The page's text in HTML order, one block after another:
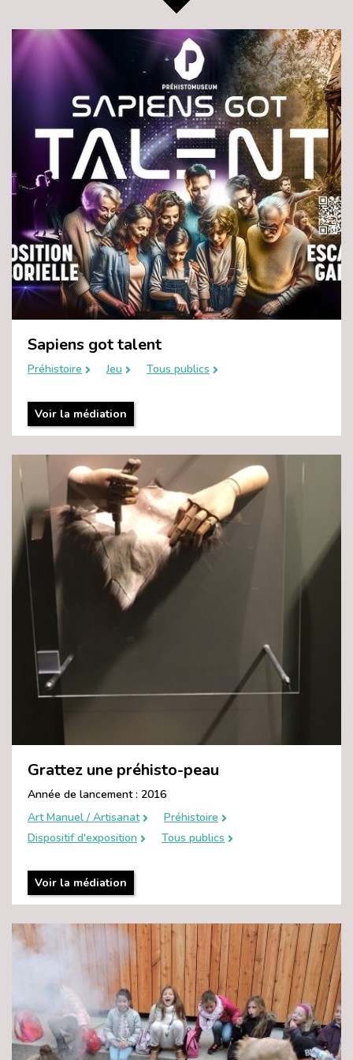
Sapiens got talent
Préhistoire Jeu Tous publics
Voir la médiation
Grattez une préhisto-peau
Année de lancement : 2016
Art Manuel / Artisanat
Préhistoire
Dispositif d'exposition
Tous publics
Voir la médiation